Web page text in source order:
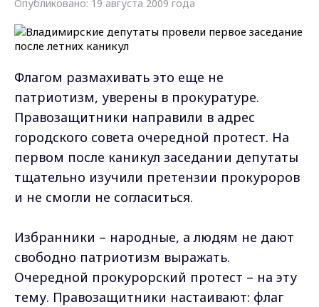
Опубликовано: 19 августа 2009 года
Флагом размахивать это еще не
патриотизм, уверены в прокуратуре.
Правозащитники направили в адрес
городского совета очередной протест. На
первом после каникул заседании депутаты
тщательно изучили претензии прокуроров
и не смогли не согласиться.
Избранники – народные, а людям не дают
свободно патриотизм выражать.
Очередной прокурорский протест – на эту
тему. Правозащитники настаивают: флаг